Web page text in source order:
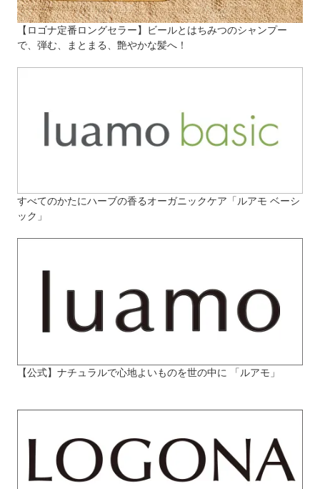
【ロゴナ定番ロングセラー】ビールとはちみつのシャンプー
で、弾む、まとまる、艶やかな髪へ！
すべてのかたにハーブの香るオーガニックケア「ルアモ ベーシ
ック」
【公式】ナチュラルで心地よいものを世の中に 「ルアモ」